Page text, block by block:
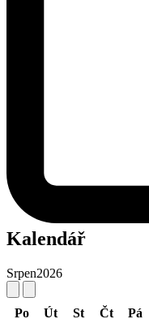
Kalendář
Srpen2026
Po Út St Čt Pá